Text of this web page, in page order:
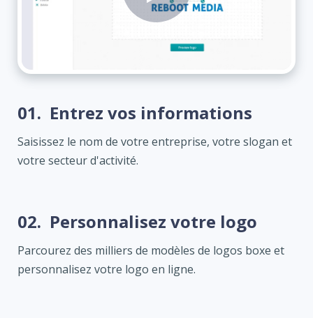
01. Entrez vos informations
Saisissez le nom de votre entreprise, votre slogan et
votre secteur d'activité.
02. Personnalisez votre logo
Parcourez des milliers de modèles de logos boxe et
personnalisez votre logo en ligne.